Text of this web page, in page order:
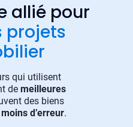
allié pour
projets
qui utilisent
de meilleures
des biens
moins d’erreur.